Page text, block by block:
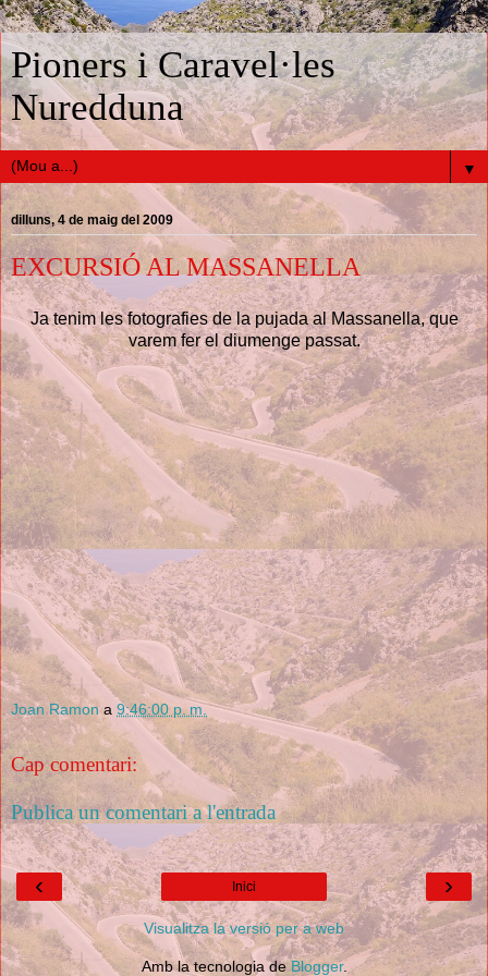
Pioners i Caravel·les
Nuredduna
▼
dilluns, 4 de maig del 2009
EXCURSIÓ AL MASSANELLA
Ja tenim les fotografies de la pujada al Massanella, que
varem fer el diumenge passat.
Joan Ramon a 9:46:00 p. m.
Cap comentari:
Publica un comentari a l'entrada
‹ ›
Inici
Visualitza la versió per a web
Amb la tecnologia deBlogger.